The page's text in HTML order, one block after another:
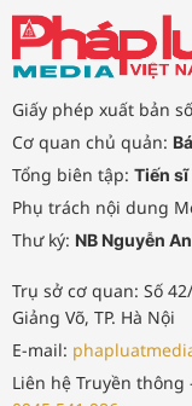
Giấy phép xuất bản số
Cơ quan chủ quản:
Tổng biên tập: Tiến sĩ
Phụ trách nội dung
Thư ký: NB Nguyễn
Trụ sở cơ quan: Số
Giảng Võ, TP. Hà Nội
E-mail:
Liên hệ Truyền